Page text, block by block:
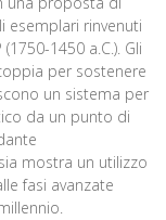
esemplari rinvenuti
1450 a.C.). Gli
per sostenere
un sistema per
da un punto di
mostra un utilizzo
fasi avanzate